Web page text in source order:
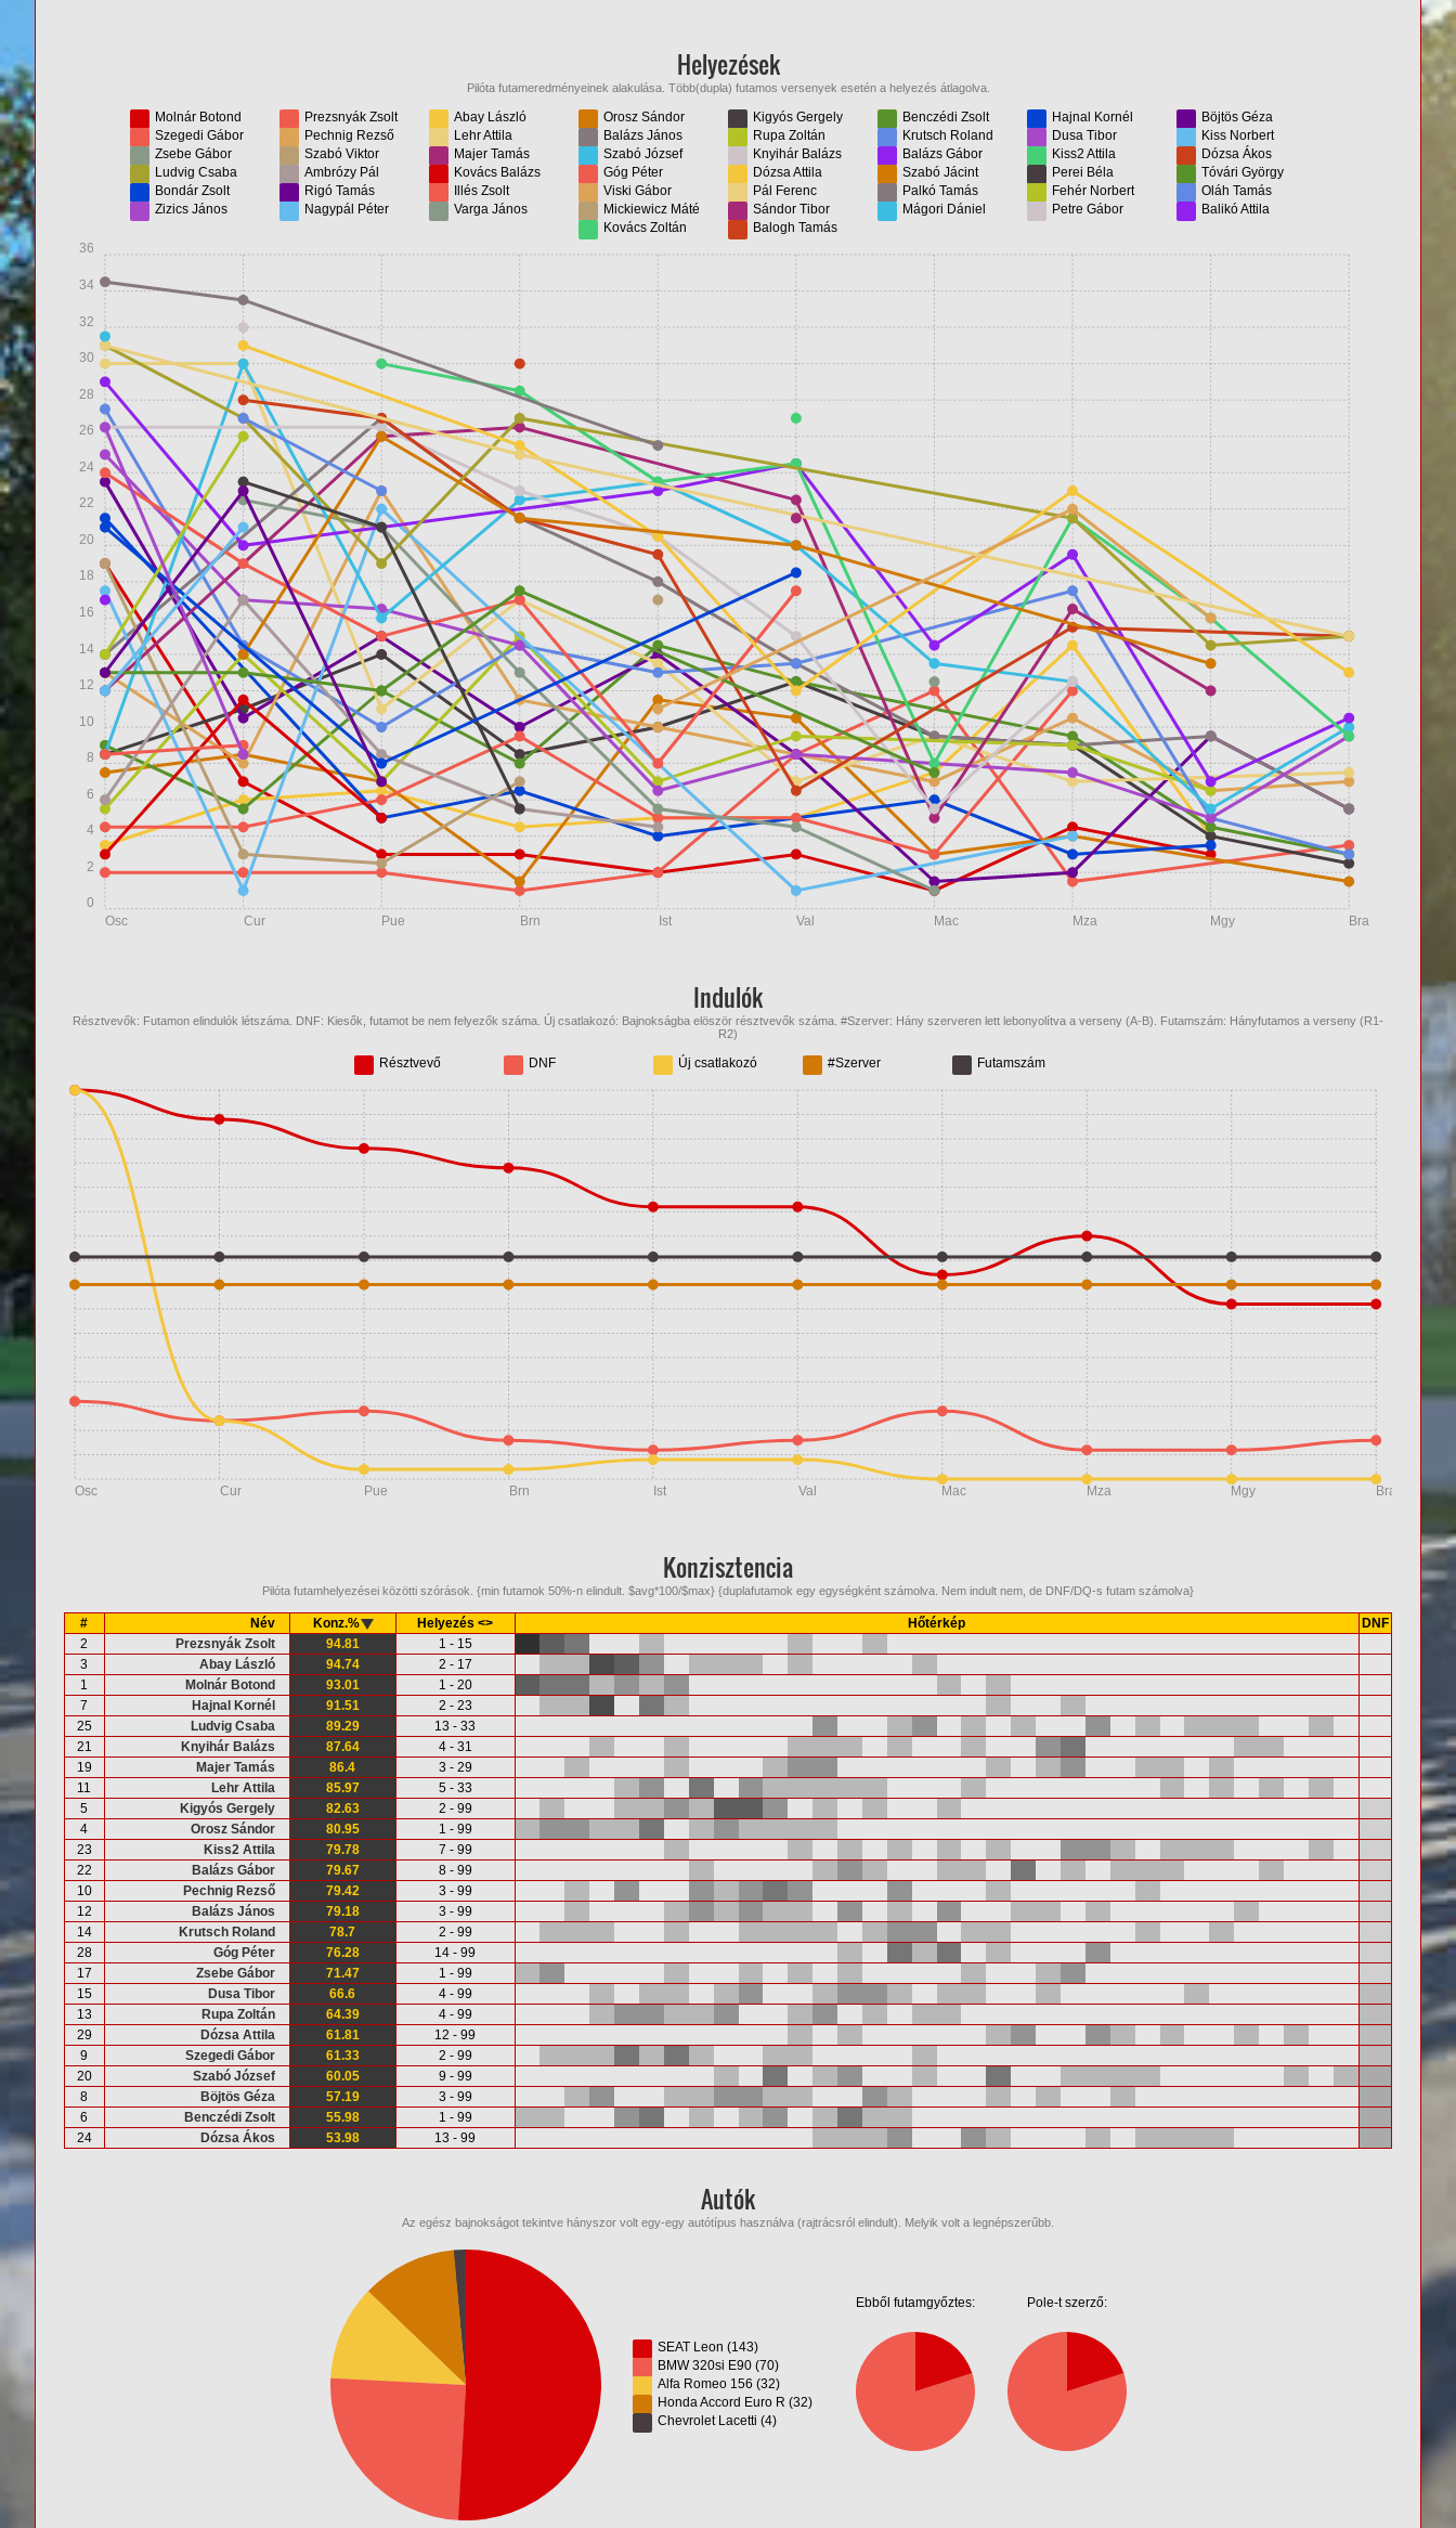
Helyezések
Pilóta futameredményeinek alakulása. Több(dupla) futamos versenyek esetén a helyezés átlagolva.
Molnár Botond Prezsnyák Zsolt Abay László Orosz Sándor Kigyós Gergely Benczédi Zsolt Hajnal Kornél
Böjtös Géza
Szegedi Gábor
Pechnig Rezső Lehr Attila Balázs János Rupa Zoltán Krutsch Roland Dusa Tibor
Kiss Norbert
Zsebe Gábor
Szabó Viktor Majer Tamás Szabó József Knyihár Balázs Balázs Gábor Kiss2 Attila
Dózsa Ákos
Ludvig Csaba
Ambrózy Pál Kovács Balázs Góg Péter Dózsa Attila Szabó Jácint Perei Béla
Tóvári György
Bondár Zsolt
Rigó Tamás Illés Zsolt Viski Gábor Pál Ferenc Palkó Tamás Fehér Norbert
Oláh Tamás
Zizics János
Nagypál Péter Varga János Mickiewicz Máté Sándor Tibor Mágori Dániel Petre Gábor
Balikó Attila
Kovács Zoltán
Balogh Tamás
Osc Cur Pue Brn Ist Val Mac Mza Mgy Bra
0
2
4
6
8
10
12
14
16
18
20
22
24
26
28
30
32
34
36
Indulók
Résztvevők: Futamon elindulók létszáma. DNF: Kiesők, futamot be nem felyezők száma. Új csatlakozó: Bajnokságba elöször résztvevők száma. #Szerver: Hány szerveren lett lebonyolítva a verseny (A-B). Futamszám: Hányfutamos a verseny (R1-
R2)
Résztvevő DNF Új csatlakozó #Szerver Futamszám
Osc Cur Pue Brn Ist Val Mac Mza Mgy Bra
Konzisztencia
Pilóta futamhelyezései közötti szórások. {min futamok 50%-n elindult. $avg*100/$max} {duplafutamok egy egységként számolva. Nem indult nem, de DNF/DQ-s futam számolva}
# Név Konz.% Helyezés <> Hőtérkép
DNF
2
Prezsnyák Zsolt 94.81
1 - 15
3
Abay László 94.74
2 - 17
1
Molnár Botond 93.01
1 - 20
7
Hajnal Kornél 91.51
2 - 23
25
Ludvig Csaba 89.29
13 - 33
21
Knyihár Balázs 87.64
4 - 31
19
Majer Tamás 86.4
3 - 29
11
Lehr Attila 85.97
5 - 33
5
Kigyós Gergely 82.63
2 - 99
4
Orosz Sándor 80.95
1 - 99
23
Kiss2 Attila 79.78
7 - 99
22
Balázs Gábor 79.67
8 - 99
10
Pechnig Rezső 79.42
3 - 99
12
Balázs János 79.18
3 - 99
14
Krutsch Roland 78.7
2 - 99
28
Góg Péter 76.28
14 - 99
17
Zsebe Gábor 71.47
1 - 99
15
Dusa Tibor 66.6
4 - 99
13
Rupa Zoltán 64.39
4 - 99
29
Dózsa Attila 61.81
12 - 99
9
Szegedi Gábor 61.33
2 - 99
20
Szabó József 60.05
9 - 99
8
Böjtös Géza 57.19
3 - 99
6
Benczédi Zsolt 55.98
1 - 99
24
Dózsa Ákos 53.98 13 - 99
Autók
Az egész bajnokságot tekintve hányszor volt egy-egy autótípus használva (rajtrácsról elindult). Melyik volt a legnépszerűbb.
SEAT Leon (143)
BMW 320si E90 (70)
Alfa Romeo 156 (32)
Honda Accord Euro R (32)
Chevrolet Lacetti (4)
Ebből futamgyőztes: Pole-t szerző: